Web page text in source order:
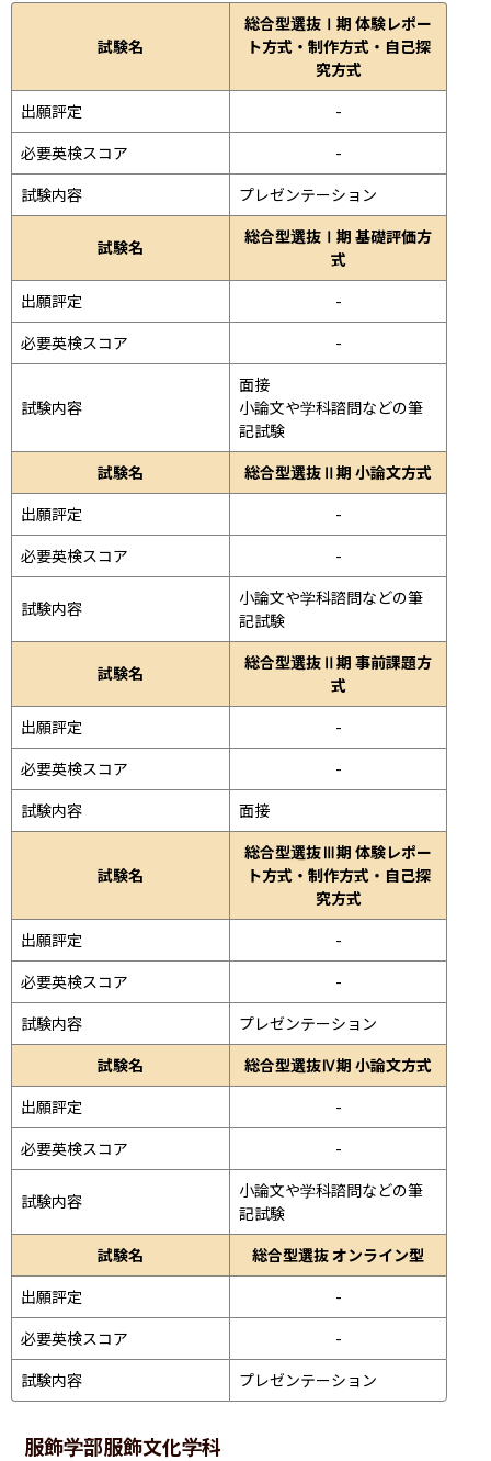
試験名
総合型選抜Ⅰ期 体験レポー
ト方式・制作方式・自己探
究方式
出願評定
-
必要英検スコア
-
試験内容
プレゼンテーション
試験名
総合型選抜Ⅰ期 基礎評価方
式
出願評定
-
必要英検スコア
-
試験内容
面接
小論文や学科諮問などの筆
記試験
試験名
総合型選抜Ⅱ期 小論文方式
出願評定
-
必要英検スコア
-
試験内容
小論文や学科諮問などの筆
記試験
試験名
総合型選抜Ⅱ期 事前課題方
式
出願評定
-
必要英検スコア
-
試験内容
面接
試験名
総合型選抜Ⅲ期 体験レポー
ト方式・制作方式・自己探
究方式
出願評定
-
必要英検スコア
-
試験内容
プレゼンテーション
試験名
総合型選抜Ⅳ期 小論文方式
出願評定
-
必要英検スコア
-
試験内容
小論文や学科諮問などの筆
記試験
試験名
総合型選抜 オンライン型
出願評定
-
必要英検スコア
-
試験内容
プレゼンテーション
服飾学部服飾文化学科